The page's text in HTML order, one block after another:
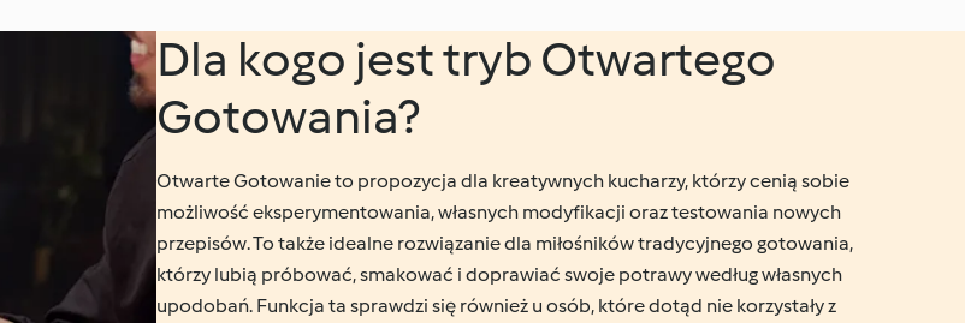
Dla kogo jest tryb Otwartego
Gotowania?
Otwarte Gotowanie to propozycja dla kreatywnych kucharzy, którzy cenią sobie
możliwość eksperymentowania, własnych modyfikacji oraz testowania nowych
przepisów. To także idealne rozwiązanie dla miłośników tradycyjnego gotowania,
którzy lubią próbować, smakować i doprawiać swoje potrawy według własnych
upodobań. Funkcja ta sprawdzi się również u osób, które dotąd nie korzystały z